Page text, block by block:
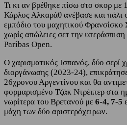
Τι κι αν βρέθηκε πίσω στο σκορ με
Κάρλος Αλκαράθ ανέβασε και πάλι
εμπόδιο του μαχητικού Φρανσίσκο
χωρίς απώλειες σετ την
Paribas Open.
Ο χαρισματικός Ισπανός, δύο σερί
διοργάνωσης (2023-24),
26χρονου Αργεντίνου και θα
φορμαρισμένο Τζάκ Ντρέιπερ στα
νωρίτερα του Βρετανού με 6-4, 7-5
μάχη των δύο αριστερόχειρων.